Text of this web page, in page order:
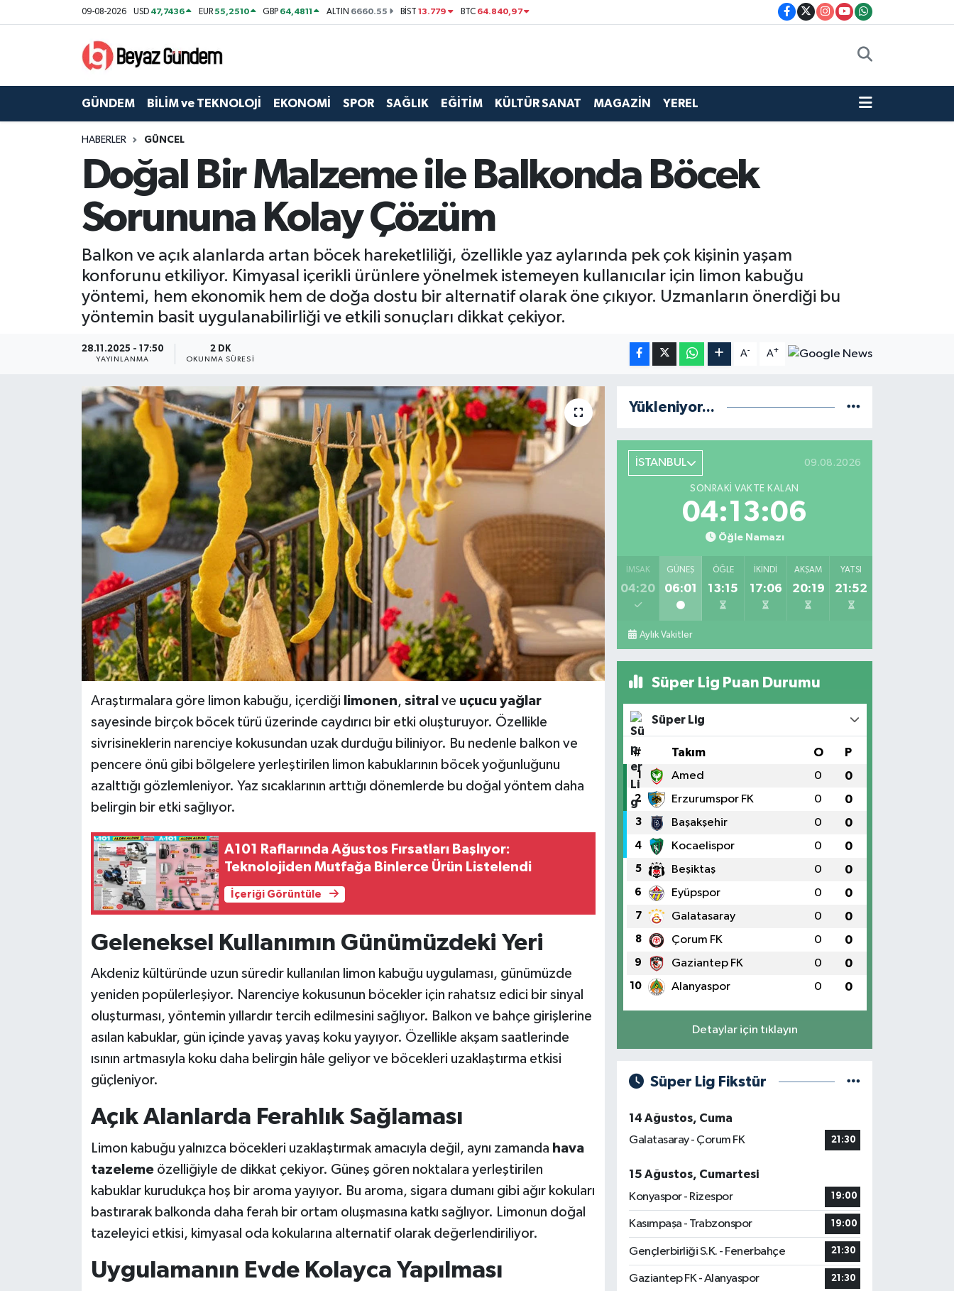
09-08-2026 USD 47,7436 EUR55,2510 GBP 64,4811 ALTIN 6660.55 BİST13.779 BTC 64.840,97
GÜNDEM BİLİM ve TEKNOLOJİ EKONOMİ SPOR SAĞLIK EĞİTİM KÜLTÜR SANAT MAGAZİN YEREL
HABERLER GÜNCEL
Doğal Bir Malzeme ile Balkonda Böcek
Sorununa Kolay Çözüm
Balkon ve açık alanlarda artan böcek hareketliliği, özellikle yaz aylarında pek çok kişinin yaşam
konforunu etkiliyor. Kimyasal içerikli ürünlere yönelmek istemeyen kullanıcılar için limon kabuğu
yöntemi, hem ekonomik hem de doğa dostu bir alternatif olarak öne çıkıyor. Uzmanların önerdiği bu
yöntemin basit uygulanabilirliği ve etkili sonuçları dikkat çekiyor.
28.11.2025 - 17:50
YAYINLANMA
2 DK
OKUNMA SÜRESI
A- A+
Araştırmalara göre limon kabuğu, içerdiği limonen, sitral ve uçucu yağlar
sayesinde birçok böcek türü üzerinde caydırıcı bir etki oluşturuyor. Özellikle
sivrisineklerin narenciye kokusundan uzak durduğu biliniyor. Bu nedenle balkon ve
pencere önü gibi bölgelere yerleştirilen limon kabuklarının böcek yoğunluğunu
azalttığı gözlemleniyor. Yaz sıcaklarının arttığı dönemlerde bu doğal yöntem daha
belirgin bir etki sağlıyor.
A101 Raflarında Ağustos Fırsatları Başlıyor:
Teknolojiden Mutfağa Binlerce Ürün Listelendi
İçeriği Görüntüle
Geleneksel Kullanımın Günümüzdeki Yeri
Akdeniz kültüründe uzun süredir kullanılan limon kabuğu uygulaması, günümüzde
yeniden popülerleşiyor. Narenciye kokusunun böcekler için rahatsız edici bir sinyal
oluşturması, yöntemin yıllardır tercih edilmesini sağlıyor. Balkon ve bahçe girişlerine
asılan kabuklar, gün içinde yavaş yavaş koku yayıyor. Özellikle akşam saatlerinde
ısının artmasıyla koku daha belirgin hâle geliyor ve böcekleri uzaklaştırma etkisi
güçleniyor.
Açık Alanlarda Ferahlık Sağlaması
Limon kabuğu yalnızca böcekleri uzaklaştırmak amacıyla değil, aynı zamanda hava
tazelemeözelliğiyle de dikkat çekiyor. Güneş gören noktalara yerleştirilen
kabuklar kurudukça hoş bir aroma yayıyor. Bu aroma, sigara dumanı gibi ağır kokuları
bastırarak balkonda daha ferah bir ortam oluşmasına katkı sağlıyor. Limonun doğal
tazeleyici etkisi, kimyasal oda kokularına alternatif olarak değerlendiriliyor.
Uygulamanın Evde Kolayca Yapılması
Yükleniyor...
İSTANBUL 09.08.2026
SONRAKI VAKTE KALAN
04:13:05
Öğle Namazı
İMSAK
04:20
GÜNEŞ
06:01
ÖĞLE
13:15
İKINDI
17:06
AKŞAM
20:19
YATSI
21:52
Aylık Vakitler
Süper Lig Puan Durumu
Süper Lig
# Takım O P
1 Amed 0 0
2 Erzurumspor FK 0 0
3 Başakşehir 0 0
4 Kocaelispor 0 0
5 Beşiktaş 0 0
6 Eyüpspor 0 0
7 Galatasaray 0 0
8 Çorum FK 0 0
9 Gaziantep FK 0 0
10 Alanyaspor 0 0
Detaylar için tıklayın
Süper Lig Fikstür
14 Ağustos, Cuma
Galatasaray - Çorum FK
21:30
15 Ağustos, Cumartesi
Konyaspor - Rizespor
19:00
Kasımpaşa - Trabzonspor 19:00
Gençlerbirliği S.K. - Fenerbahçe 21:30
Gaziantep FK - Alanyaspor 21:30
GÜNDEM
BİLİM ve TEKNOLOJİ
KÜLTÜR SANAT
MAGAZİN
Hava Durumu
Trafik Durumu
Tüm Manşetler
Son Dakika Haberleri
Haber Arşivi